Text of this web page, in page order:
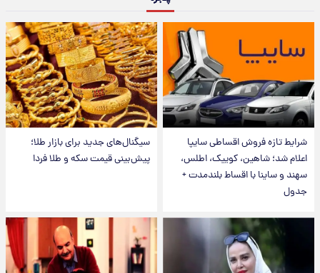
شرایط تازه فروش اقساطی سایپا
اعلام شد؛ شاهین، کوییک، اطلس،
سهند و ساینا با اقساط بلندمدت +
جدول
سیگنال‌های جدید برای بازار طلا؛
پیش‌بینی قیمت سکه و طلا فردا